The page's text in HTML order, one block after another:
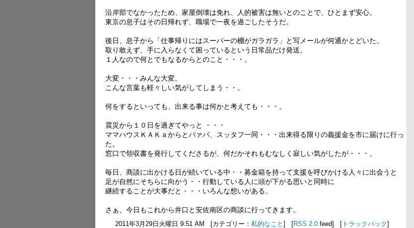
沿岸部でなかったため、家屋倒壊は免れ、人的被害は無いとのことで、ひとまず安心。
東京の息子はその日帰れず、職場で一夜を過ごしたそうだ。
後日、息子から「仕事帰りにはスーパーの棚がガラガラ」と写メールが何通かとどいた。
取り敢えず、手に入らなくて困っているという日常品だけ発送。
１人なので何とでもなるからとのこと・・・。
大変・・・みんな大変。
こんな言葉も軽々しい気がしてしまう・・。
何をするといっても、出来る事は何かと考えても・・・。
震災から１０日を過ぎてやっと ・・・
ママハウスＫＡＫａからとバァバ、スッタフ一同・・・出来得る限りの義援金を市に届けに行っ
た。
窓口で領収書を発行してくださるが、何だかそれもむなしく寂しい気がしたが・・・。
毎日、商談に出かける日が続いている中・・募金箱を持って支援を呼びかける人々に出会うと
足が自然にそちらに向かう・・行動している人に頭が下がる思いと同時に
継続することが大事だと・・・いろんな想いがある。
さぁ、今日もこれから井口と安佐南区の商談に行ってきます。
2011年3月29日火曜日 9:51 AM [カテゴリー： 私的なこと RSS 2.0 feed] [ トラックバック